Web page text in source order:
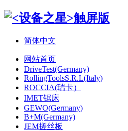
简体中文
网站首页
DriveTest(Germany)
RollingToolsS.R.L(Italy)
ROCCIA(瑞卡）
IMET锯床
GEWO(Germany)
B+M(Germany)
JEM搓丝板